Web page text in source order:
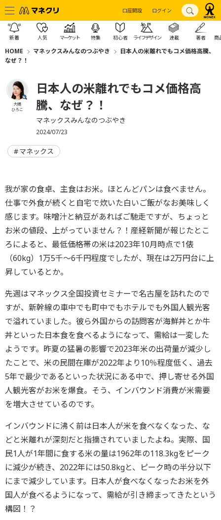
口座開設 ログイン
新着 人気 マーケット 特集 初心者 ライフデザイン 連載 著者 商
HOME マネックスみんなのつぶやき
日本人の米離れでもコメ価格高騰、
なぜ？！
大橋
ひろこ
日本人の米離れでもコメ価格高
騰、なぜ？！
マネックスみんなのつぶやき
2024/07/23
マネックス
我が家の食卓、主食はお米。ほとんどパンは食べません。
仕事で外食が続くと自宅で炊いた白いご飯がなお美味しく
感じます。味噌汁と納豆があればご馳走ですが、ちょっと
お米の値段、上がっていません？！産経新聞が報じたとこ
ろによると、最低価格帯の米は2023年10月時点で1俵
（60kg）1万5千～6千円程度でしたが、現在は2万円台に上
昇しているとか。
先週はマネックス全国投資セミナーで名古屋を訪れたので
すが、新幹線の車中でも町中でもホテルでも外国人観光客
で溢れていました。彼ら外国からの訪問客が海鮮丼とか牛
丼といった日本食を食べるようになって、需給は一変した
ようです。昨夏の猛暑の影響で2023年米の出荷量が減少し
たことで、米の民間在庫が2022年より10％程度低く、過去
5年で最少であるといった状況にある中で、押し寄せる外国
人観光客がお米を爆食。そう、インバウンド消費が米需要
を増大させているのです。
インバウンドに沸く前は日本人が米を食べなくなった、な
どと米離れが深刻だと指摘されていましたよね。実際、国
民1人が1年間に食する米の量は1962年の118.3kgをピーク
に減少が続き、2022年には50.8kgと、ピーク時の半分以下
にまで減少しています。日本人が食べなくなったお米を外
国人が食べるようになって、需給が引き締まってきたという
構図！？